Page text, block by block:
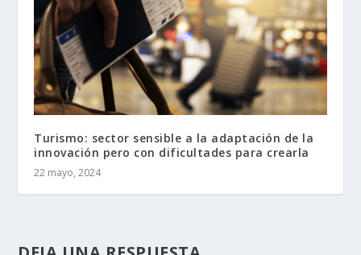
Turismo: sector sensible a la adaptación de la
innovación pero con dificultades para crearla
22 mayo, 2024